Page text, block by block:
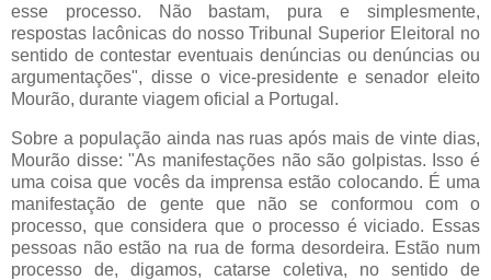
esse processo. Não bastam, pura e simplesmente,
respostas lacônicas do nosso Tribunal Superior Eleitoral no
sentido de contestar eventuais denúncias ou denúncias ou
argumentações", disse o vice-presidente e senador eleito
Mourão, durante viagem oficial a Portugal.
Sobre a população ainda nas ruas após mais de vinte dias,
Mourão disse: "As manifestações não são golpistas. Isso é
uma coisa que vocês da imprensa estão colocando. É uma
manifestação de gente que não se conformou com o
processo, que considera que o processo é viciado. Essas
pessoas não estão na rua de forma desordeira. Estão num
processo de, digamos, catarse coletiva, no sentido de